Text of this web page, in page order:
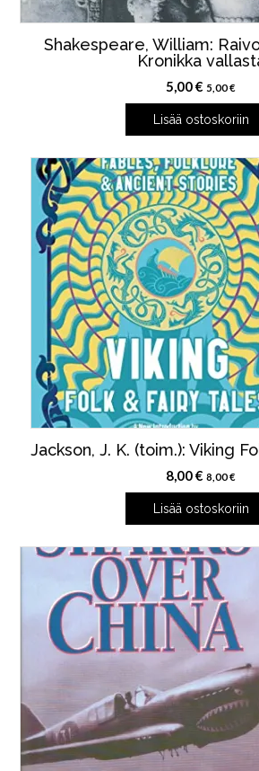
Shakespeare, William:
Kronikka
5,00€ 5,00€
Lisää ostoskoriin
Jackson, J. K. (toim.): Viking
8,00€ 8,00€
Lisää ostoskoriin